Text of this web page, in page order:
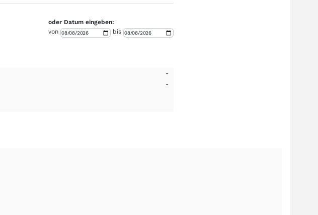
oder Datum eingeben:
von
bis
-
-